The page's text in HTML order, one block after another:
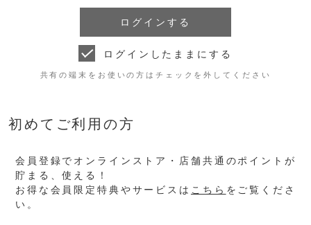
ログインしたままにする
共有の端末をお使いの方はチェックを外してください
初めてご利用の方
会員登録でオンラインストア・店舗共通のポイントが
貯まる、使える！
お得な会員限定特典やサービスは こちら をご覧くださ
い。